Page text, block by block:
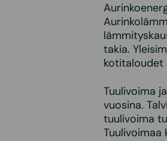
takia.
kotitaloudet
Tuulivoima
vuosina.
tuulivoima